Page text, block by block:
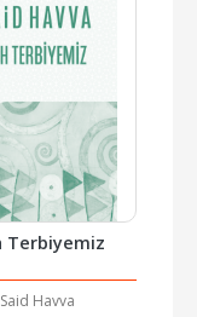
Terbiyemiz
Said Havva